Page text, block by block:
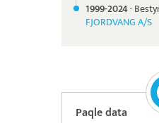
1999-2024·
FJORDVANG A/S
Paqle data